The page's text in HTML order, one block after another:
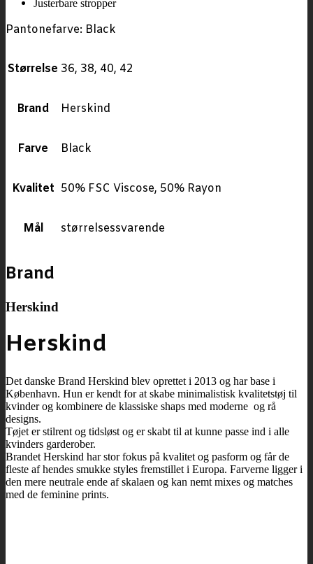
Justerbare stropper
Pantonefarve: Black
Størrelse 36, 38, 40, 42
Brand Herskind
Farve Black
Kvalitet 50% FSC Viscose, 50% Rayon
Mål størrelsessvarende
Brand
Herskind
Herskind
Det danske Brand Herskind blev oprettet i 2013 og har base i
København. Hun er kendt for at skabe minimalistisk kvalitetstøj til
kvinder og kombinere de klassiske shaps med moderne og rå
designs.
Tøjet er stilrent og tidsløst og er skabt til at kunne passe ind i alle
kvinders garderober.
Brandet Herskind har stor fokus på kvalitet og pasform og får de
fleste af hendes smukke styles fremstillet i Europa. Farverne ligger i
den mere neutrale ende af skalaen og kan nemt mixes og matches
med de feminine prints.